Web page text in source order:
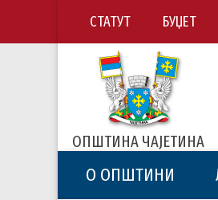
СТАТУТ БУЏЕТ
ОПШТИНА ЧАЈЕТИНА
О ОПШТИНИ